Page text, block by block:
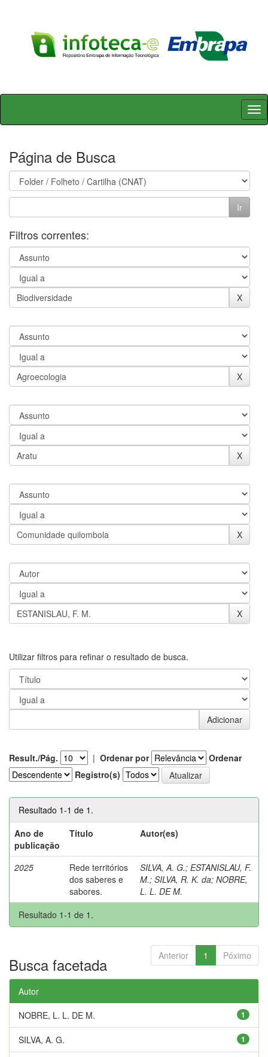
Skip
Página de Busca
Filtros correntes:
Utilizar filtros para refinar o resultado de busca.
Result./Pág. | Ordenar por
Ordenar
Registro(s)
Resultado 1-1 de 1.
Ano de
publicação
Título Autor(es)
2025
Rede territórios
dos saberes e
sabores.
SILVA, A. G.; ESTANISLAU, F.
M.; SILVA, R. K. da; NOBRE,
L. L. DE M.
Resultado 1-1 de 1.
Anterior 1 Póximo
Busca facetada
Autor
1
NOBRE, L. L. DE M.
1
SILVA, A. G.